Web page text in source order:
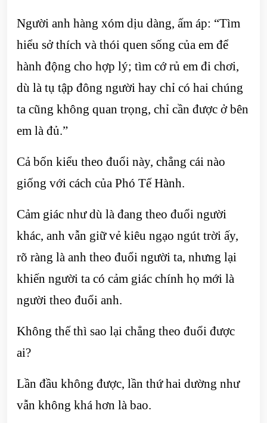
Người anh hàng xóm dịu dàng, ấm áp: “Tìm
hiểu sở thích và thói quen sống của em để
hành động cho hợp lý; tìm cớ rủ em đi chơi,
dù là tụ tập đông người hay chỉ có hai chúng
ta cũng không quan trọng, chỉ cần được ở bên
em là đủ.”
Cả bốn kiểu theo đuổi này, chẳng cái nào
giống với cách của Phó Tế Hành.
Cảm giác như dù là đang theo đuổi người
khác, anh vẫn giữ vẻ kiêu ngạo ngút trời ấy,
rõ ràng là anh theo đuổi người ta, nhưng lại
khiến người ta có cảm giác chính họ mới là
người theo đuổi anh.
Không thế thì sao lại chẳng theo đuổi được
ai?
Lần đầu không được, lần thứ hai dường như
vẫn không khá hơn là bao.